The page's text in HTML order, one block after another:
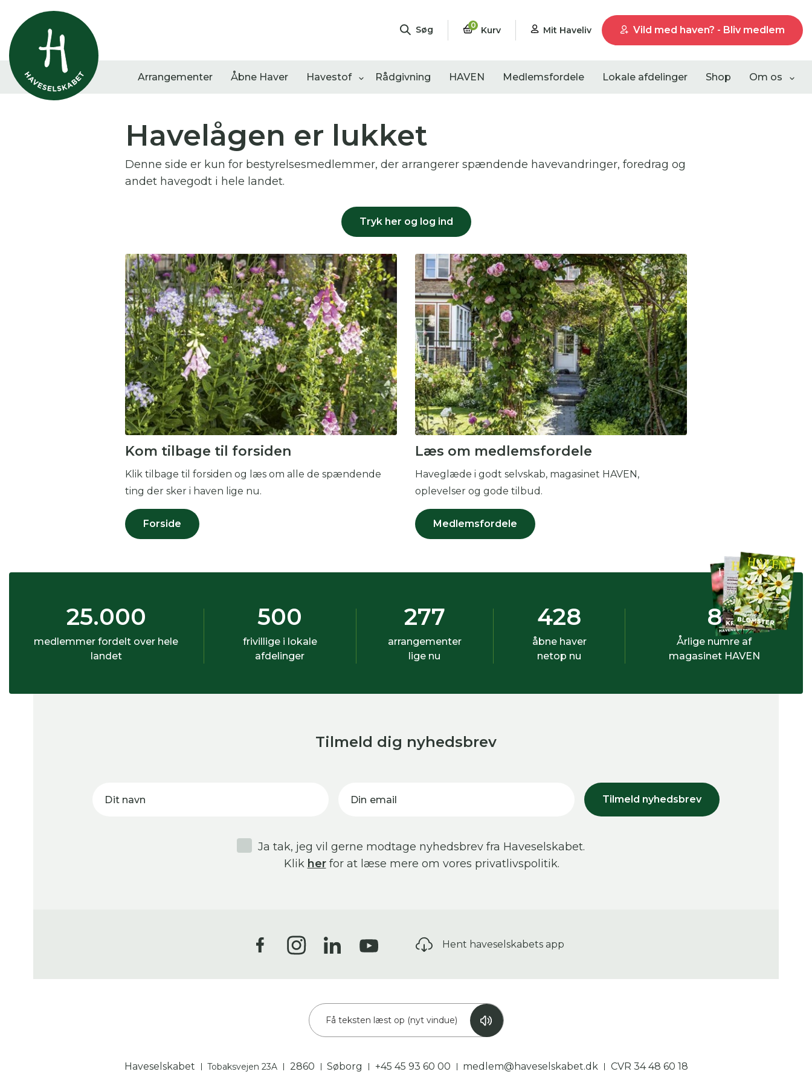
Søg 0 Kurv Mit Haveliv Vild med haven? - Bliv medlem
Arrangementer Åbne Haver Havestof Rådgivning HAVEN Medlemsfordele Lokale afdelinger Shop Om os
resultater resultater resultater Liste visning
Du skal indtaste minimum 3 tegn for at se
resultater
Her kan du søge i hele vores katalog af artikler, arrangementer,
produkter og åbne haver.
Havelågen er lukket
Denne side er kun for bestyrelsesmedlemmer, der arrangerer spændende havevandringer, foredrag og
andet havegodt i hele landet.
Tryk her og log ind
Kom tilbage til forsiden
Klik tilbage til forsiden og læs om alle de spændende
ting der sker i haven lige nu.
Forside
Læs om medlemsfordele
Haveglæde i godt selvskab, magasinet HAVEN,
oplevelser og gode tilbud.
Medlemsfordele
25.000
medlemmer fordelt over hele
landet
500
frivillige i lokale
afdelinger
277
arrangementer
lige nu
428
åbne haver
netop nu
8
Årlige numre af
magasinet HAVEN
Tilmeld dig nyhedsbrev
Dit navn Din email Tilmeld nyhedsbrev
Ja tak, jeg vil gerne modtage nyhedsbrev fra Haveselskabet.
Klik herfor at læse mere om vores privatlivspolitik.
Hent haveselskabets app
Få teksten læst op (nyt vindue)
Haveselskabet Tobaksvejen 23A 2860 Søborg +45 45 93 60 00 medlem@haveselskabet.dk CVR 34 48 60 18